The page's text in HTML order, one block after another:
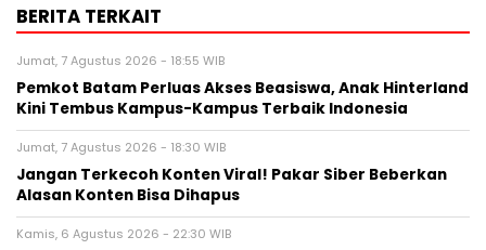
BERITA TERKAIT
Jumat, 7 Agustus 2026 - 18:55 WIB
Pemkot Batam Perluas Akses Beasiswa, Anak Hinterland
Kini Tembus Kampus-Kampus Terbaik Indonesia
Jumat, 7 Agustus 2026 - 18:30 WIB
Jangan Terkecoh Konten Viral! Pakar Siber Beberkan
Alasan Konten Bisa Dihapus
Kamis, 6 Agustus 2026 - 22:30 WIB